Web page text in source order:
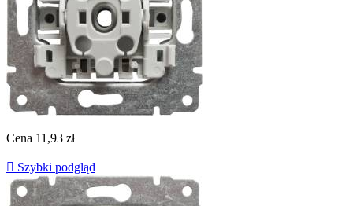
Cena 11,93 zł
 Szybki podgląd